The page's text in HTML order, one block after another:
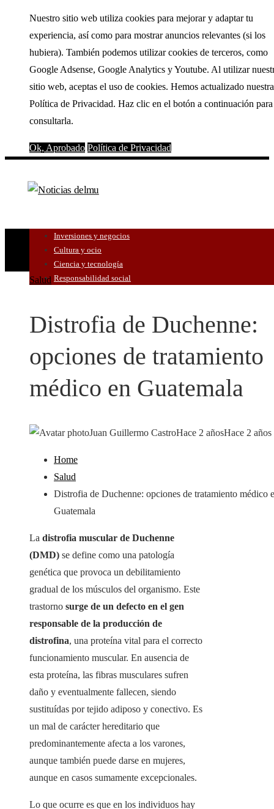
Nuestro sitio web utiliza cookies para mejorar y adaptar tu
experiencia, así como para mostrar anuncios relevantes (si los
hubiera). También podemos utilizar cookies de terceros, como
Google Adsense, Google Analytics y Youtube. Al utilizar
sitio web, aceptas el uso de cookies. Hemos actualizado nuestra
Política de Privacidad. Haz clic en el botón a continuación para
consultarla.
Ok, Aprobado Política de Privacidad
Inversiones y negocios
Cultura y ocio
Ciencia y tecnología
Responsabilidad social
Salud
Distrofia de Duchenne:
opciones de tratamiento
médico en Guatemala
Juan Guillermo CastroHace 2 añosHace 2 años
Home
Salud
Distrofia de Duchenne: opciones de tratamiento médico
Guatemala
La distrofia muscular de Duchenne
(DMD) se define como una patología
genética que provoca un debilitamiento
gradual de los músculos del organismo. Este
trastorno surge de un defecto en el gen
responsable de la producción de
distrofina, una proteína vital para el correcto
funcionamiento muscular. En ausencia de
esta proteína, las fibras musculares sufren
daño y eventualmente fallecen, siendo
sustituídas por tejido adiposo y conectivo. Es
un mal de carácter hereditario que
predominantemente afecta a los varones,
aunque también puede darse en mujeres,
aunque en casos sumamente excepcionales.
Lo que ocurre es que en los individuos hay